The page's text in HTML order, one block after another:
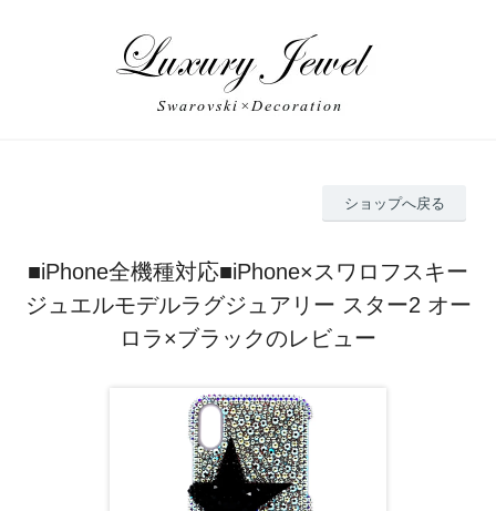
ショップへ戻る
■iPhone全機種対応■iPhone×スワロフスキー
ジュエルモデルラグジュアリー スター2 オー
ロラ×ブラックのレビュー